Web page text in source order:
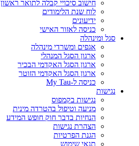
חישוב סיכויי קבלה לתואר ראשון
לוח שנת הלימודים
ידיעונים
כניסה לאזור האישי
סגל ומינהלה
אגפים ומשרדי מינהלה
ארגון הסגל המנהלי
ארגון הסגל האקדמי הבכיר
ארגון הסגל האקדמי הזוטר
כניסה ל-My Tau
נגישות
נגישות בקמפוס
מניעה וטיפול בהטרדה מינית
הנחיות בדבר חוק חופש המידע
הצהרת נגישות
הגנת הפרטיות
תנאי שימוש